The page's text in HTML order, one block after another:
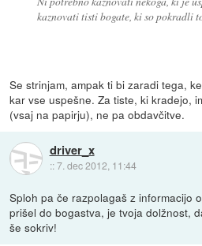
kaznovati tisti bogate, ki so pokradli
Se strinjam, ampak ti bi zaradi tega,
kar vse uspešne. Za tiste, ki kradejo,
(vsaj na papirju), ne pa obdavčitve.
driver_x
::7. dec 2012, 11:44
Sploh pa če razpolagaš z informacijo
prišel do bogastva, je tvoja dolžnost,
še sokriv!